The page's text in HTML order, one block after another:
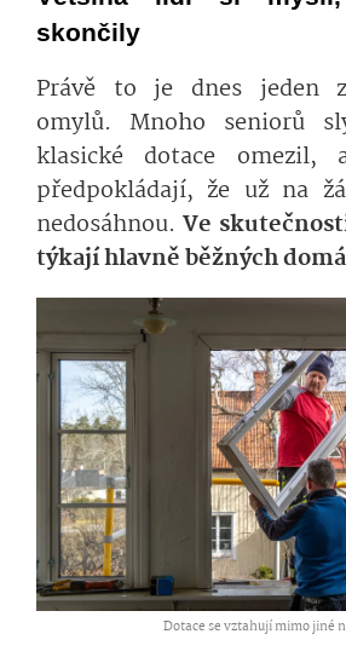
skončily
Právě to je dnes jeden
omylů. Mnoho seniorů
klasické dotace omezil,
předpokládají, že už na
nedosáhnou. Ve
týkají hlavně běžných
Dotace se vztahují mimo jiné